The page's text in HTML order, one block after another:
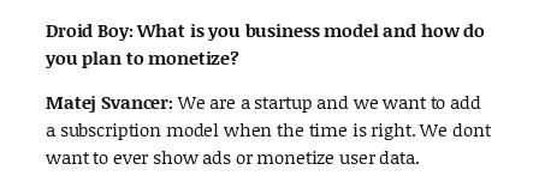
Droid Boy: What is you business model and how do
you plan to monetize?
Matej Svancer:We are a startup and we want to add
a subscription model when the time is right. We dont
want to ever show ads or monetize user data.